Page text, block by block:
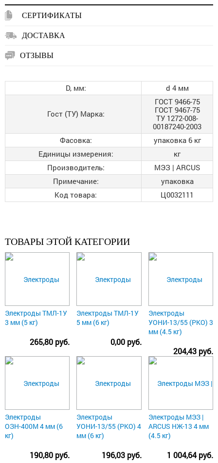
СЕРТИФИКАТЫ
ДОСТАВКА
ОТЗЫВЫ
D, мм: d 4 мм
Гост (ТУ) Марка:
ГОСТ 9466-75
ГОСТ 9467-75
ТУ 1272-008-
00187240-2003
Фасовка:
упаковка 6 кг
Единицы измерения:
кг
Производитель:
МЭЗ | ARCUS
Примечание:
упаковка
Код товара:
Ц0032111
ТОВАРЫ ЭТОЙ КАТЕГОРИИ
Электроды ТМЛ-1У
3 мм (5 кг)
265,80 руб.
Электроды ТМЛ-1У
5 мм (6 кг)
0,00 руб.
Электроды
УОНИ-13/55 (РКО) 3
мм (4.5 кг)
204,43 руб.
Электроды
ОЗН-400М 4 мм (6
кг)
190,80 руб.
Электроды
УОНИ-13/55 (РКО) 4
мм (6 кг)
196,03 руб.
Электроды МЭЗ |
ARCUS НЖ-13 4 мм
(4.5 кг)
1 004,64 руб.